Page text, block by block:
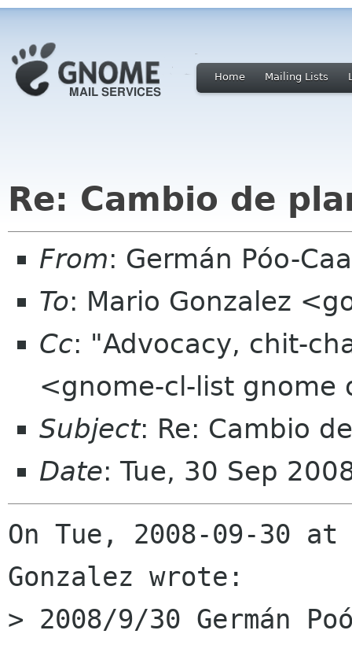
Home Mailing Lists
Re: Cambio de
From: Germán Póo-
To: Mario Gonzalez
Cc: "Advocacy, chit-
<gnome-cl-list gnome
Subject: Re: Cambio
Date: Tue, 30 Sep
On Tue, 2008-09-30
Gonzalez wrote:
> 2008/9/30 Germán